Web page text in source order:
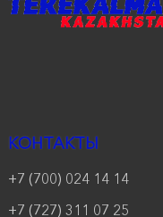
КОНТАКТЫ
+7 (700) 024 14 14
+7 (727) 311 07 25